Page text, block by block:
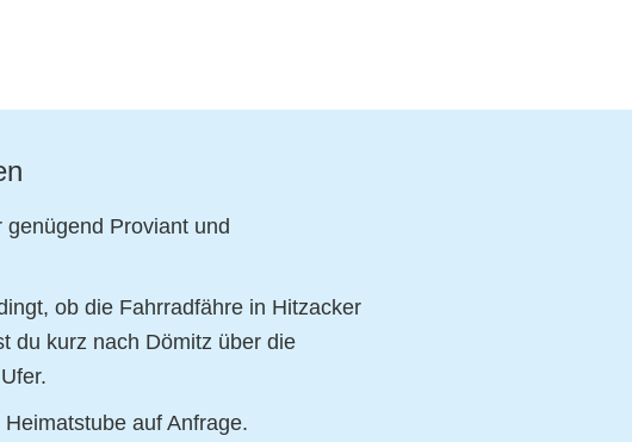
Proviant und
ob die Fahrradfähre in Hitzacker
du kurz nach Dömitz über die
auf Anfrage.